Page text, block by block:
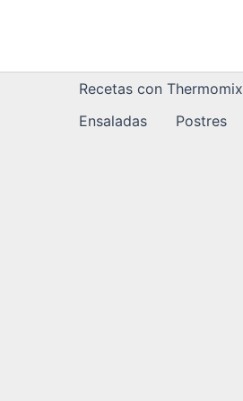
Recetas con Thermomix
Ensaladas
Postres